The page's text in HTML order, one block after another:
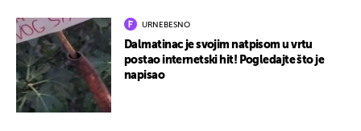
URNEBESNO
Dalmatinac je svojim natpisom u vrtu
postao internetski hit! Pogledajte što je
napisao